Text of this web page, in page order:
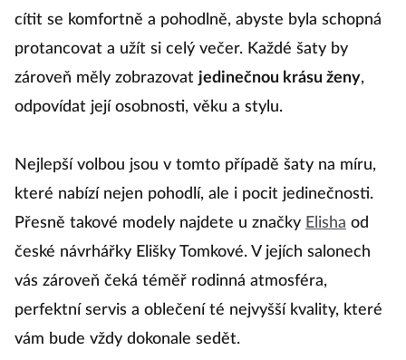
cítit se komfortně a pohodlně, abyste byla schopná
protancovat a užít si celý večer. Každé šaty by
zároveň měly zobrazovat jedinečnou krásu ženy,
odpovídat její osobnosti, věku a stylu.
Nejlepší volbou jsou v tomto případě šaty na míru,
které nabízí nejen pohodlí, ale i pocit jedinečnosti.
Přesně takové modely najdete u značky Elisha od
české návrhářky Elišky Tomkové. V jejích salonech
vás zároveň čeká téměř rodinná atmosféra,
perfektní servis a oblečení té nejvyšší kvality, které
vám bude vždy dokonale sedět.